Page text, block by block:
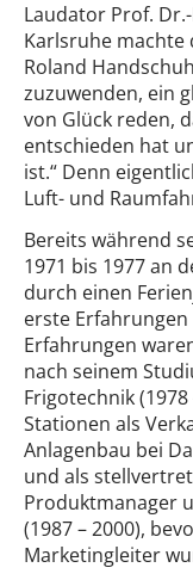
Laudator Prof.
Karlsruhe machte
Roland
zuzuwenden, ein
von Glück reden,
entschieden hat
ist.“ Denn
Luft- und
Bereits während
1971 bis 1977 an
durch einen
erste
Erfahrungen
nach seinem
Frigotechnik
Stationen als
Anlagenbau bei
und als
Produktmanager
(1987 – 2000),
Marketingleiter